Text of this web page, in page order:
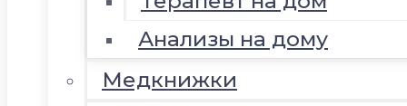
Анализы на дому
Медкнижки